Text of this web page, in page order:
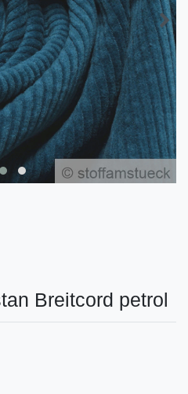
Breitcord petrol